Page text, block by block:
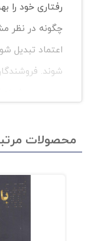
رفتاری خود را
چگونه در نظر
اعتماد تبدیل
شوند.
روبه‌رو
ترس مشتریان از
تخفیف‌های ویژه
خرید مشتاق
فروش را
محصولات